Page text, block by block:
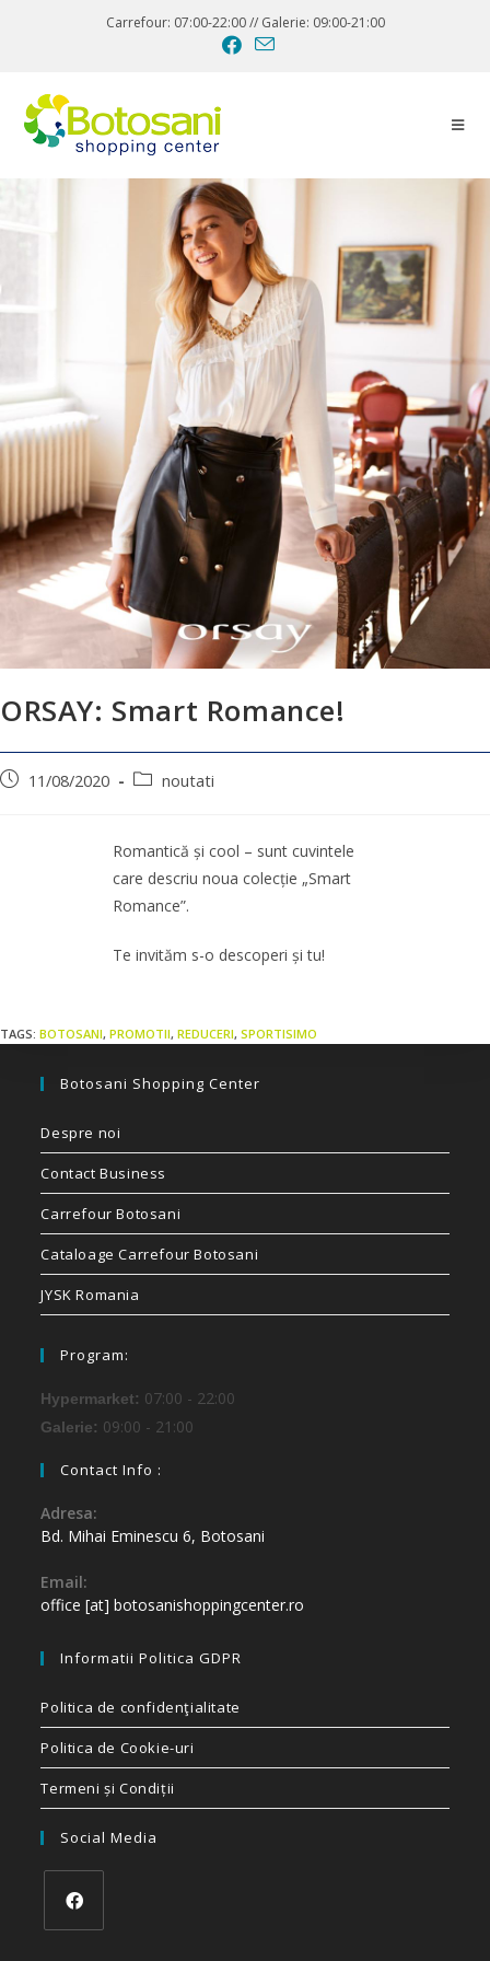
Carrefour: 07:00-22:00 // Galerie: 09:00-21:00
ORSAY: Smart Romance!
11/08/2020 noutati
Romantică și cool – sunt cuvintele
care descriu noua colecție „Smart
Romance”.
Te invităm s-o descoperi și tu!
TAGS: BOTOSANI, PROMOTII, REDUCERI, SPORTISIMO
Botosani Shopping Center
Despre noi
Contact Business
Carrefour Botosani
Cataloage Carrefour Botosani
JYSK Romania
Program:
Hypermarket: 07:00 - 22:00
Galerie: 09:00 - 21:00
Contact Info :
Adresa:
Bd. Mihai Eminescu 6, Botosani
Email:
office [at] botosanishoppingcenter.ro
Informatii Politica GDPR
Politica de confidenţialitate
Politica de Cookie-uri
Termeni și Condiții
Social Media